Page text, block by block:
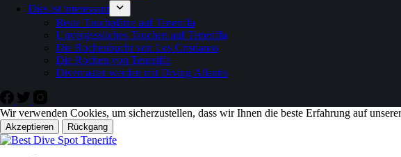
Dies ist interessant
Beste Tauchplätze auf Teneriffa
Unvergessliches Tauchen auf Teneriffa
Die Rochenbucht von Los Cristianos
Die Rochen von Teneriffa
Divemaster werden mit Diving Atlantis
Wir verwenden Cookies, um sicherzustellen, dass wir Ihnen die beste Erfahrung auf
Akzeptieren Rückgang